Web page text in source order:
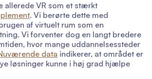
allerede VR som et stærkt
. Vi berørte dette med
af virtuelt rum som en
Vi forventer dog en langt bredere
hvor mange uddannelsessteder
data indikerer, at området er
løsninger kunne i høj grad hjælpe